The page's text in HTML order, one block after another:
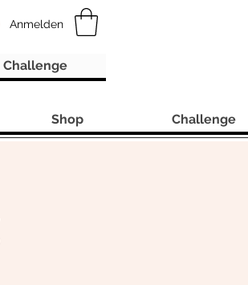
Anmelden
Challenge
Shop Challenge